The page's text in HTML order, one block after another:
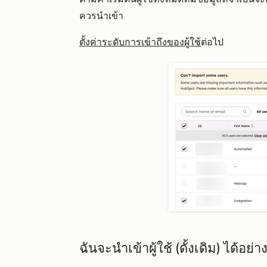
ควรนำเข้า
ตั้งค่าระดับการเข้าถึงของผู้ใช้ต่อไป
ฉันจะนำเข้าผู้ใช้ (ดั้งเดิม) ได้อย่า